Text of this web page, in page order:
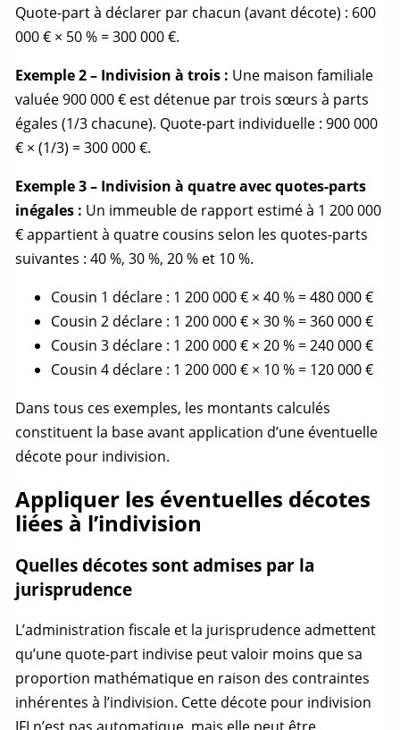
Quote-partà déclarer par chacun (avant décote) : 600
000 € × 50 % = 300 000 €.
Exemple 2 – Indivision à trois : Une maison familiale
valuée 900 000 € est détenue par trois sœurs à parts
égales (1/3 chacune). Quote-partindividuelle : 900 000
€ × (1/3) = 300 000 €.
Exemple 3 – Indivision à quatre avec quotes-parts
inégales : Un immeuble de rapport estimé à 1 200 000
€ appartient à quatre cousins selon les quotes-parts
suivantes : 40 %, 30 %, 20 % et 10 %.
Cousin 1 déclare : 1 200 000 € × 40 % = 480 000 €
Cousin 2 déclare : 1 200 000 € × 30 % = 360 000 €
Cousin 3 déclare : 1 200 000 € × 20 % = 240 000 €
Cousin 4 déclare : 1 200 000 € × 10 % = 120 000 €
Dans tous ces exemples, les montants calculés
constituent la base avant application d’une éventuelle
décote pour indivision.
Appliquer les éventuelles décotes
liées à l’indivision
Quelles décotes sont admises par la
jurisprudence
L’administration fiscale et la jurisprudence admettent
qu’une quote-partindivise peut valoir moins que sa
proportion mathématique en raison des contraintes
inhérentes à l’indivision. Cette décote pour indivision
IFI n’est pas automatique, mais elle peut être